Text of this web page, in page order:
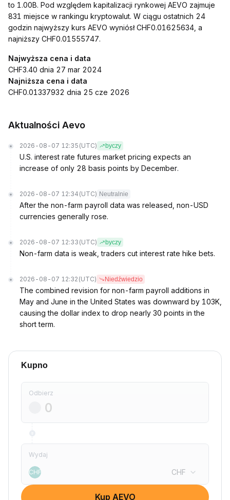
to 1.00B. Pod względem kapitalizacji rynkowej AEVO zajmuje
831 miejsce w rankingu kryptowalut. W ciągu ostatnich 24
godzin najwyższy kurs AEVO wyniósł CHF0.01625634, a
najniższy CHF0.01555747.
Najwyższa cena i data
CHF3.40 dnia 27 mar 2024
Najniższa cena i data
CHF0.01337932 dnia 25 cze 2026
Aktualności Aevo
2026-08-07 12:35 (UTC) byczy
U.S. interest rate futures market pricing expects an
increase of only 28 basis points by December.
2026-08-07 12:34 (UTC) Neutralnie
After the non-farm payroll data was released, non-USD
currencies generally rose.
2026-08-07 12:33 (UTC) byczy
Non-farm data is weak, traders cut interest rate hike bets.
2026-08-07 12:32 (UTC) Niedźwiedzio
The combined revision for non-farm payroll additions in
May and June in the United States was downward by 103K,
causing the dollar index to drop nearly 30 points in the
short term.
Kupno
Odbierz
Wydaj
CHF CHF
Kup AEVO